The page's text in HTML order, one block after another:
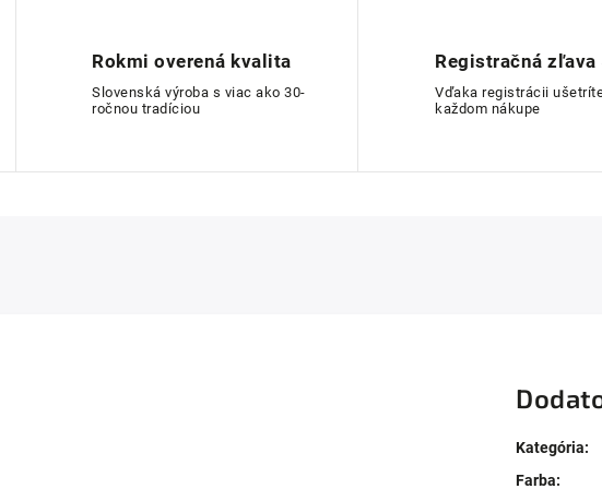
Rokmi overená kvalita
Slovenská výroba s viac ako 30-
ročnou tradíciou
Registračná zľava
Vďaka registrácii
každom nákupe
Kategória:
Farba: